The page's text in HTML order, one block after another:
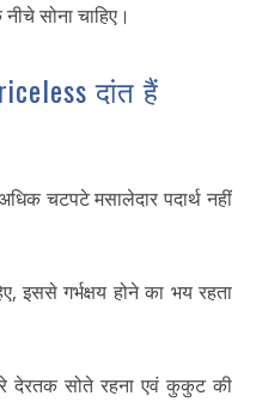
सोना चाहिए।
दांत हैं
चटपटे मसालेदार पदार्थ नहीं
इससे गर्भक्षय होने का भय रहता
देरतक सोते रहना एवं कुकुट की